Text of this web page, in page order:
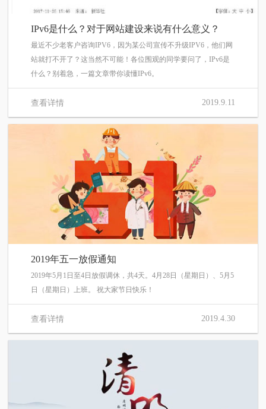
IPv6是什么？对于网站建设来说有什么意义？
最近不少老客户咨询IPV6，因为某公司宣传不升级IPV6，他们网
站就打不开了？这当然不可能！各位围观的同学要问了，IPv6是
什么？别着急，一篇文章带你读懂IPv6。
查看详情 2019.9.11
2019年五一放假通知
2019年5月1日至4日放假调休，共4天。4月28日（星期日）、5月5
日（星期日）上班。 祝大家节日快乐！
查看详情 2019.4.30